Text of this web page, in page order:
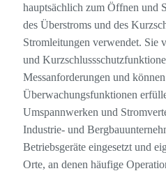
hauptsächlich zum Öffnen und
des Überstroms und des
Stromleitungen verwendet. Sie
und
Messanforderungen und
Überwachungsfunktionen
Umspannwerken und
Industrie- und
Betriebsgeräte eingesetzt und
Orte, an denen häufige